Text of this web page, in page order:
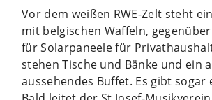
Vor dem weißen RWE-Zelt steht
mit belgischen Waffeln,
für Solarpaneele für
stehen Tische und Bänke und ein
aussehendes Buffet. Es gibt sogar